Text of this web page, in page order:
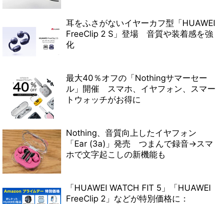
耳をふさがないイヤーカフ型「HUAWEI
FreeClip 2 S」登場 音質や装着感を強
化
最大40％オフの「Nothingサマーセー
ル」開催 スマホ、イヤフォン、スマー
トウォッチがお得に
Nothing、音質向上したイヤフォン
「Ear (3a)」発売 つまんで録音→スマ
ホで文字起こしの新機能も
「HUAWEI WATCH FIT 5」「HUAWEI
FreeClip 2」などが特別価格に：